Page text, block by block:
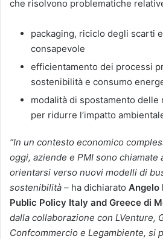
che risolvono problematiche
packaging, riciclo degli scarti
consapevole
efficientamento dei processi
sostenibilità e consumo
modalità di spostamento
per ridurre l’impatto
“In un contesto economico
oggi, aziende e PMI sono chiamate
orientarsi verso nuovi modelli di
sostenibilità – ha dichiarato Angelo
Public Policy Italy and Greece di
dalla collaborazione con LVenture,
Confcommercio e Legambiente, si